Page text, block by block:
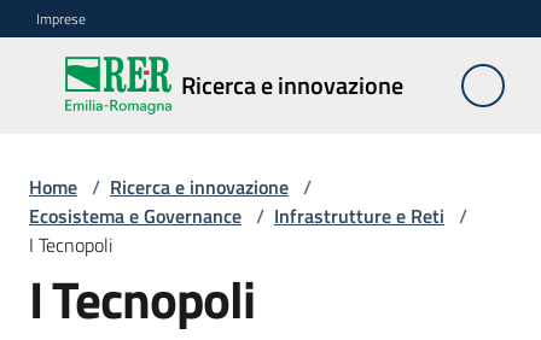
Vai al contenuto
Vai alla navigazione
Vai al footer
Imprese
Ricerca e innovazione
Ricerca e
innovazione
Ecosistema
e
Home / Ricerca e innovazione /
Ecosistema e Governance / Infrastrutture e Reti /
I Tecnopoli
I Tecnopoli